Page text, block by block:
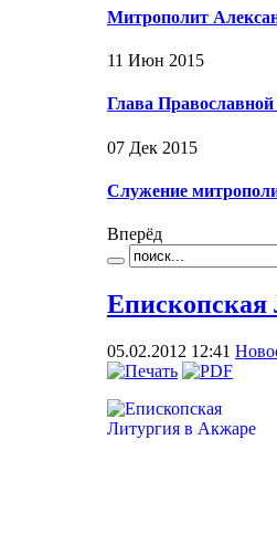
Митрополит
11 Июн 2015
Глава
07 Дек 2015
Служение
Вперёд
05.02.2012 12:41